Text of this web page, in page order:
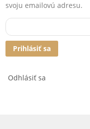
svoju emailovú adresu.
Prihlásiť sa
Odhlásiť sa